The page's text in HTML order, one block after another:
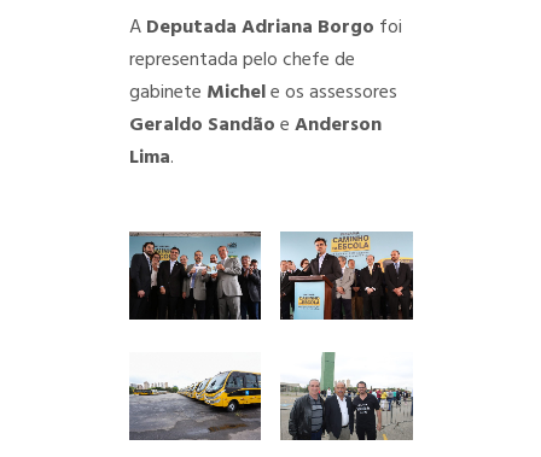
ADeputada Adriana Borgo foi
representada pelo chefe de
gabinete Michele os assessores
Geraldo SandãoeAnderson
Lima.